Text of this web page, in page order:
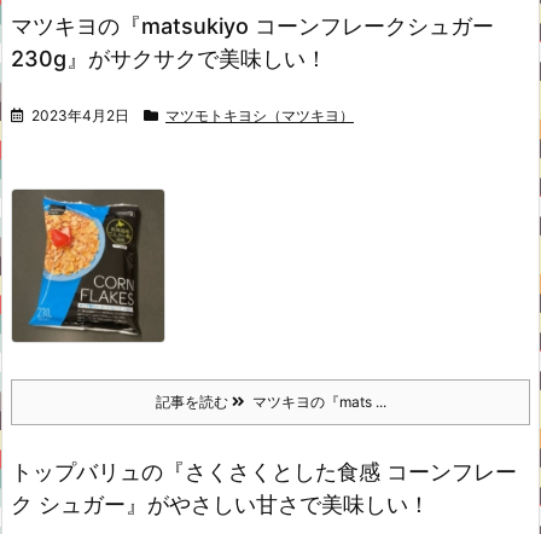
マツキヨの『matsukiyo コーンフレークシュガー
230g』がサクサクで美味しい！
2023年4月2日 マツモトキヨシ（マツキヨ）
記事を読む マツキヨの『mats ...
トップバリュの『さくさくとした食感 コーンフレー
ク シュガー』がやさしい甘さで美味しい！